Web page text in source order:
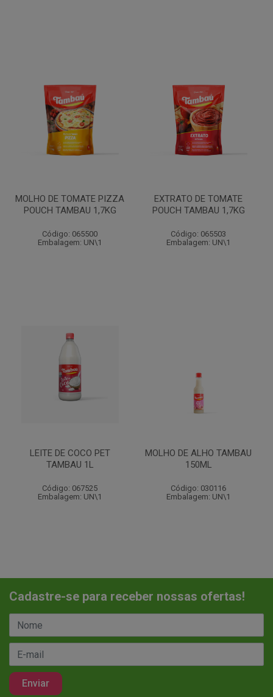
MOLHO DE TOMATE PIZZA
POUCH TAMBAU 1,7KG
Código: 065500
Embalagem: UN\1
EXTRATO DE TOMATE
POUCH TAMBAU 1,7KG
Código: 065503
Embalagem: UN\1
LEITE DE COCO PET
TAMBAU 1L
Código: 067525
Embalagem: UN\1
MOLHO DE ALHO TAMBAU
150ML
Código: 030116
Embalagem: UN\1
Cadastre-se para receber nossas ofertas!